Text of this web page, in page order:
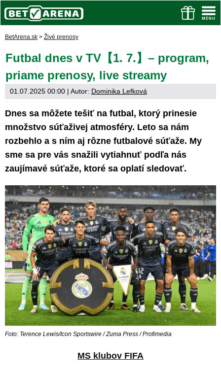
BetArena.sk > Živé prenosy
Futbal dnes v TV【1. 7.】– program,
priame prenosy, live streamy
01.07.2025 00:00 | Autor: Dominika Lefková
Dnes sa môžete tešiť na futbal, ktorý prinesie
množstvo súťaživej atmosféry. Leto sa nám
rozbehlo a s ním aj rôzne futbalové súťaže. My
sme sa pre vás snažili vytiahnuť podľa nás
zaujímavé súťaže, ktoré sa oplatí sledovať.
Foto: Terence Lewis/Icon Sportswire / Zuma Press / Profimedia
MS klubov FIFA